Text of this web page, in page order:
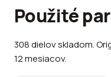
Použité
308dielovskladom.
12 mesiacov.